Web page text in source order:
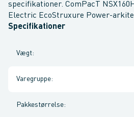
specifikationer. ComPacT
Electric EcoStruxure Power-
Specifikationer
Vægt:
Varegruppe:
Pakkestørrelse: